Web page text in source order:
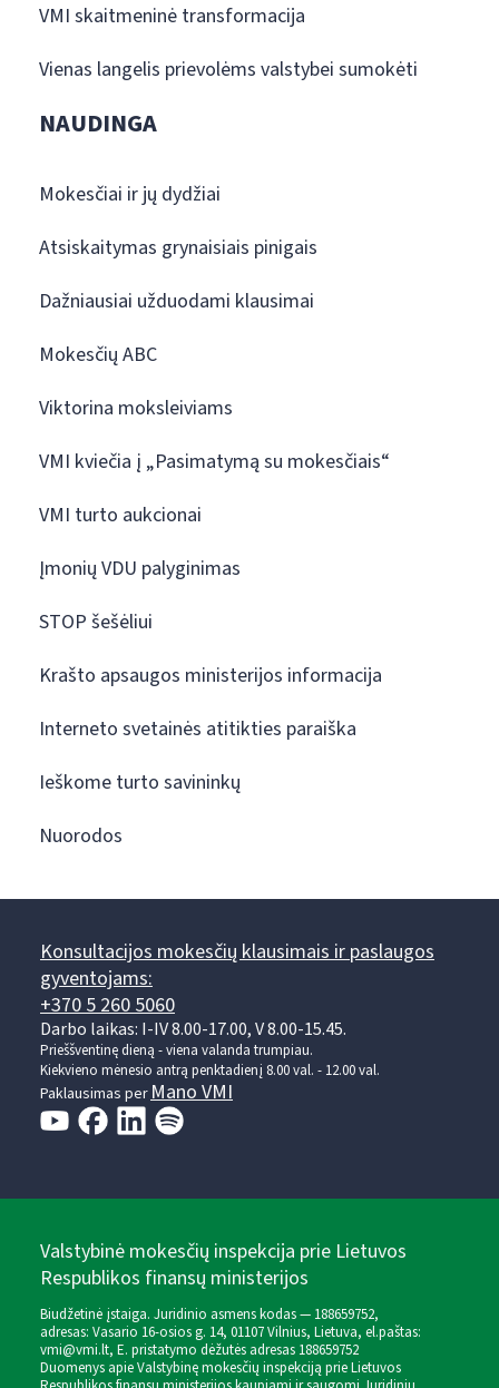
VMI skaitmeninė transformacija
Vienas langelis prievolėms valstybei sumokėti
NAUDINGA
Mokesčiai ir jų dydžiai
Atsiskaitymas grynaisiais pinigais
Dažniausiai užduodami klausimai
Mokesčių ABC
Viktorina moksleiviams
VMI kviečia į „Pasimatymą su mokesčiais“
VMI turto aukcionai
Įmonių VDU palyginimas
STOP šešėliui
Krašto apsaugos ministerijos informacija
Interneto svetainės atitikties paraiška
Ieškome turto savininkų
Nuorodos
Konsultacijos mokesčių klausimais ir paslaugos
gyventojams:
+370 5 260 5060
Darbo laikas: I-IV 8.00-17.00, V 8.00-15.45.
Prieššventinę dieną - viena valanda trumpiau.
Kiekvieno mėnesio antrą penktadienį 8.00 val. - 12.00 val.
Paklausimas per Mano VMI
Valstybinė mokesčių inspekcija prie Lietuvos
Respublikos finansų ministerijos
Biudžetinė įstaiga. Juridinio asmens kodas — 188659752,
adresas: Vasario 16-osios g. 14, 01107 Vilnius, Lietuva, el.paštas:
vmi@vmi.lt, E. pristatymo dėžutės adresas 188659752
Duomenys apie Valstybinę mokesčių inspekciją prie Lietuvos